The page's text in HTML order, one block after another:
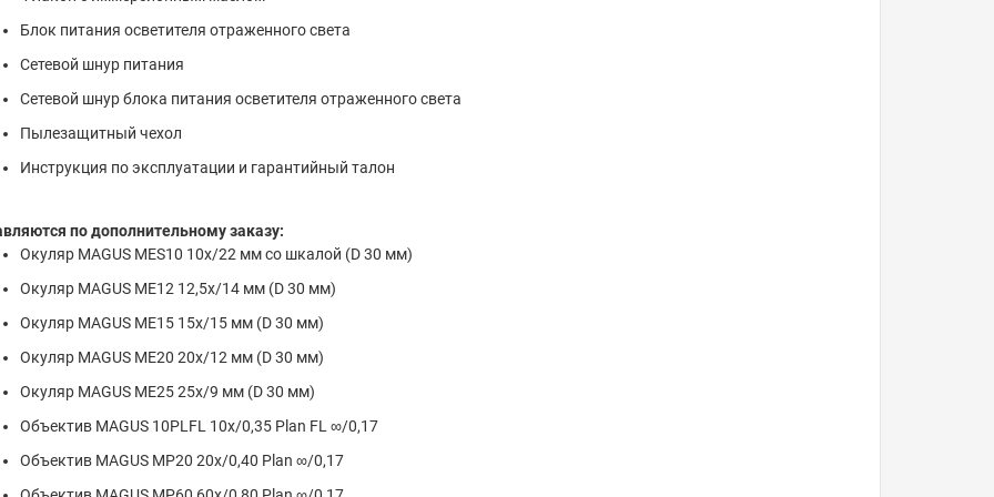
Блок питания осветителя отраженного света
Сетевой шнур питания
Сетевой шнур блока питания осветителя отраженного света
Пылезащитный чехол
Инструкция по эксплуатации и гарантийный талон
по дополнительному заказу:
Окуляр MAGUS MES10 10х/22 мм со шкалой (D 30 мм)
Окуляр MAGUS ME12 12,5х/14 мм (D 30 мм)
Окуляр MAGUS ME15 15х/15 мм (D 30 мм)
Окуляр MAGUS ME20 20х/12 мм (D 30 мм)
Окуляр MAGUS ME25 25х/9 мм (D 30 мм)
Объектив MAGUS 10PLFL 10х/0,35 Plan FL ∞/0,17
Объектив MAGUS MP20 20х/0,40 Plan ∞/0,17